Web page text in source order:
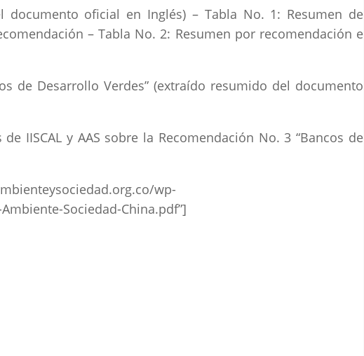
documento oficial en Inglés) – Tabla No. 1: Resumen de
– Tabla No. 2: Resumen por recomendación e
de Desarrollo Verdes” (extraído resumido del documento
IISCAL y AAS sobre la Recomendación No. 3 “Bancos de
wp-
Sociedad-China.pdf”]